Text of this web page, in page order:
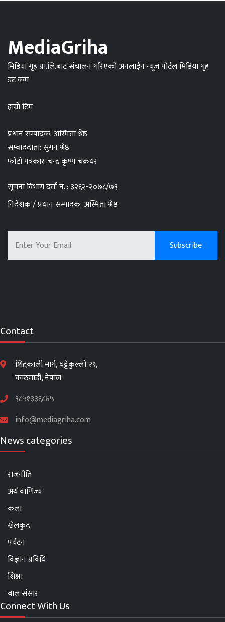
MediaGriha
मिडिया गृह प्रा.लि.बाट संचालन गरिएको अनलाईन न्यूज पोर्टल मिडिया गृह
डट कम
हाम्रो टिम
प्रधान सम्पादक: अस्मिता श्रेष्ठ
सम्वाददाता: सुगन श्रेष्ठ
फोटो पत्रकारः चन्द्र कृष्ण चक्रधर
सूचना विभाग दर्ता नं. : ३२६२-२०७८/७९
निर्देशक / प्रधान सम्पादक: अस्मिता श्रेष्ठ
Contact
शिद्दकाली मार्ग, घट्टेकुल्लो २९,
काठमाडौं, नेपाल
९८५१३३६८४५
info@mediagriha.com
News categories
राजनीति
अर्थ वाणिज्य
कला
खेलकुद
पर्यटन
विज्ञान प्रविधि
शिक्षा
बाल संसार
Connect With Us